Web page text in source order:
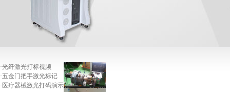
·光纤激光打标视频
·五金门把手激光标记
· 医疗器械激光打码演示